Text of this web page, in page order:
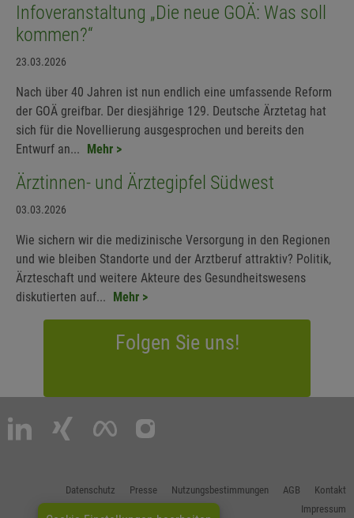
Infoveranstaltung „Die neue GOÄ: Was soll
kommen?“
23.03.2026
Nach über 40 Jahren ist nun endlich eine umfassende Reform
der GOÄ greifbar. Der diesjährige 129. Deutsche Ärztetag hat
sich für die Novellierung ausgesprochen und bereits den
Entwurf an... Mehr >
Ärztinnen- und Ärztegipfel Südwest
03.03.2026
Wie sichern wir die medizinische Versorgung in den Regionen
und wie bleiben Standorte und der Arztberuf attraktiv? Politik,
Ärzteschaft und weitere Akteure des Gesundheitswesens
diskutierten auf... Mehr >
Folgen Sie uns!
Datenschutz Presse Nutzungsbestimmungen AGB
Kontakt
Impressum